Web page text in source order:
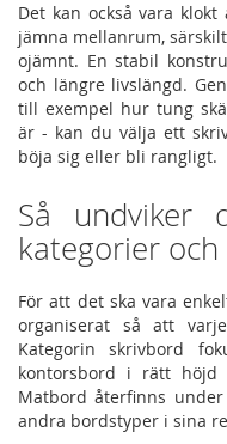
Det kan också vara
jämna mellanrum,
ojämnt. En stabil
och längre livslängd.
till exempel hur tung
är - kan du välja ett
böja sig eller bli rangligt.
Så undviker
kategorier
För att det ska vara
organiserat så att
Kategorin skrivbord
kontorsbord i rätt höjd
Matbord återfinns
andra bordstyper i sina